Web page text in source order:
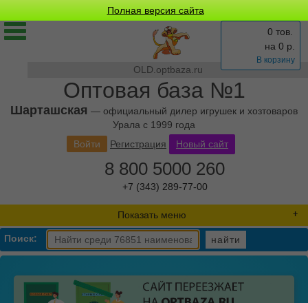
Полная версия сайта
OLD.optbaza.ru
Оптовая база №1
Шарташская — официальный дилер игрушек и хозтоваров
Урала с 1999 года
0 тов.
на 0 р.
В корзину
Войти Регистрация Новый сайт
8 800 5000 260
+7 (343) 289-77-00
Показать меню
Поиск: найти